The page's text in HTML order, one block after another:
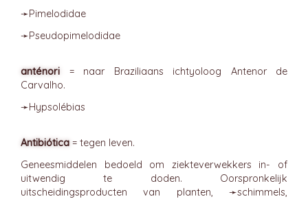
➛Pimelodidae
➛Pseudopimelodidae
anténori = naar Braziliaans ichtyoloog Antenor de
Carvalho.
➛Hypsolébias
Antibiótica = tegen leven.
Geneesmiddelen bedoeld om ziekteverwekkers in- of
uitwendig te doden. Oorspronkelijk
uitscheidingsproducten van planten, ➛schimmels,